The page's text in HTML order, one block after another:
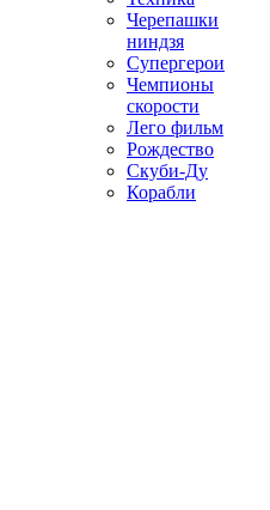
Черепашки
ниндзя
Супергерои
Чемпионы
скорости
Лего фильм
Рождество
Скуби-Ду
Корабли